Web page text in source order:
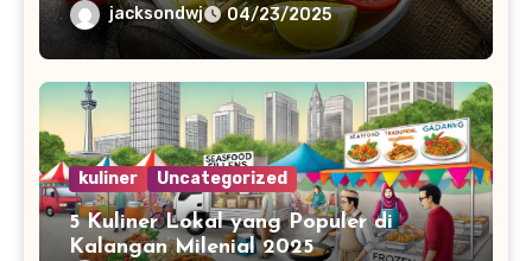
jacksondwj 04/23/2025
kuliner Uncategorized
5 Kuliner Lokal yang Populer di
Kalangan Milenial 2025